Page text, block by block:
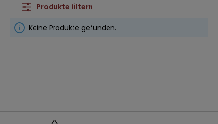
Produkte filtern
Keine Produkte gefunden.